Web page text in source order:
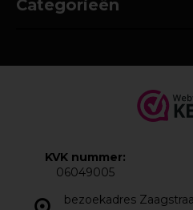
Categorieën
bezoekadres
KVK nummer:
06049005